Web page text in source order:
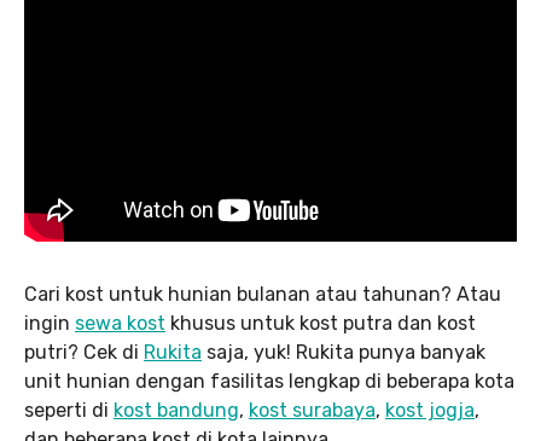
Cari kost untuk hunian bulanan atau tahunan? Atau
ingin sewa kost khusus untuk kost putra dan kost
putri? Cek di Rukita saja, yuk! Rukita punya banyak
unit hunian dengan fasilitas lengkap di beberapa kota
seperti di kost bandung, kost surabaya, kost jogja,